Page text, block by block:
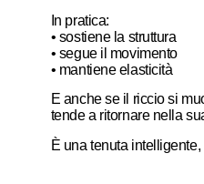
In pratica:
• sostiene la struttura
• segue il movimento
• mantiene elasticità
E anche se il riccio si
tende a ritornare nella
È una tenuta